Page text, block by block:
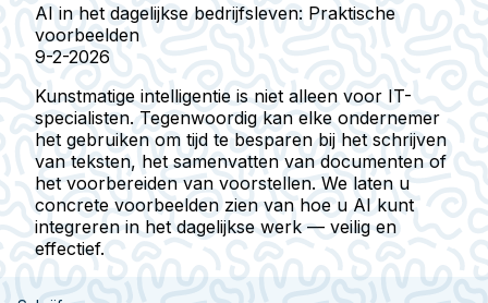
AI in het dagelijkse bedrijfsleven: Praktische
voorbeelden
9-2-2026
Kunstmatige intelligentie is niet alleen voor IT-
specialisten. Tegenwoordig kan elke ondernemer
het gebruiken om tijd te besparen bij het schrijven
van teksten, het samenvatten van documenten of
het voorbereiden van voorstellen. We laten u
concrete voorbeelden zien van hoe u AI kunt
integreren in het dagelijkse werk — veilig en
effectief.